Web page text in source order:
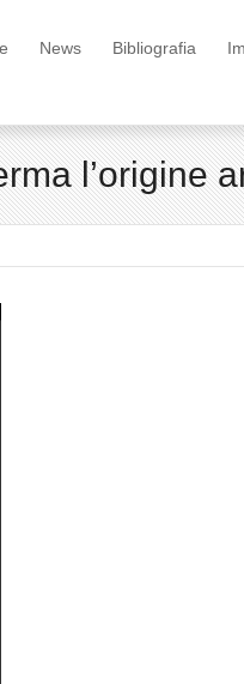
News Bibliografia
l’origine